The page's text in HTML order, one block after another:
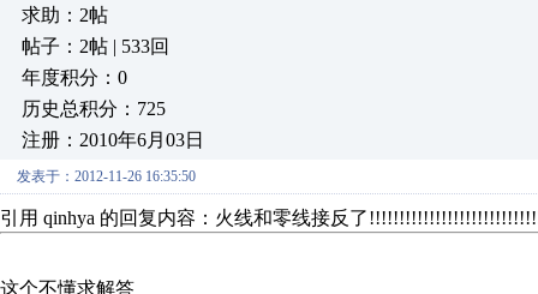
求助：2帖
帖子：2帖 | 533回
年度积分：0
历史总积分：725
注册：2010年6月03日
发表于：2012-11-26 16:35:50
引用 qinhya 的回复内容：火线和零线接反了
这个不懂求解答